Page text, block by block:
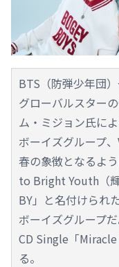
BTS（防弾少年団）
グローバルスター
ム・ミジョン氏に
ボーイズグループ
春の象徴となるよ
to Bright Youth（
BY」と名付けられ
ボーイズグループ
CD Single「
る。